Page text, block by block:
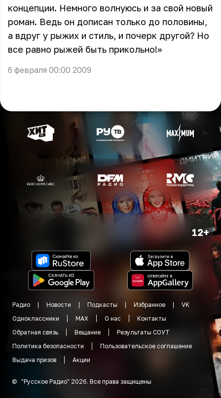
концепции. Немного волнуюсь и за свой новый
роман. Ведь он дописан только до половины,
а вдруг у рыжих и стиль, и почерк другой? Но
все равно рыжей быть прикольно!»
6 февраля 00:00 2009
12+
Радио Новости Подкасты Избранное
VK
Одноклассники
MAX О нас
Контакты
Обратная связь
Вещание
Результаты СОУТ
Политика безопасности
Пользовательское соглашение
Выдача призов
Акции
© "Русское Радио" 2026. Все права защищены